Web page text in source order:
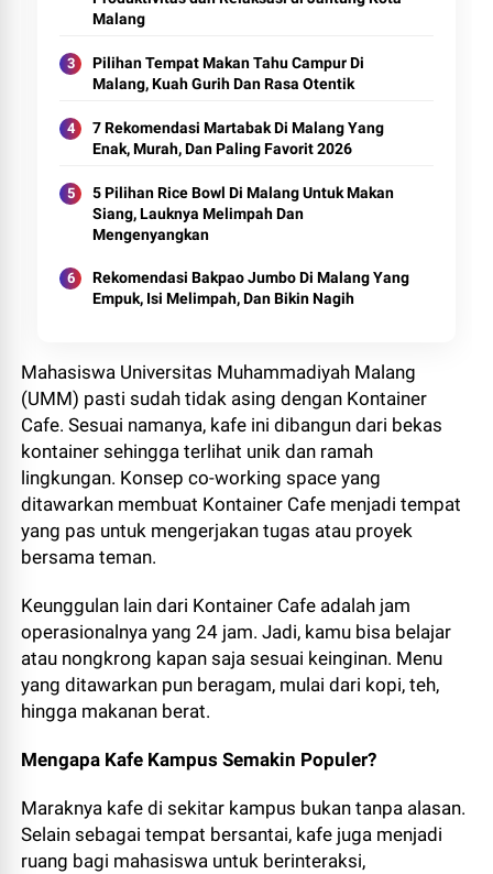
Malang
Pilihan Tempat Makan Tahu Campur Di
Malang, Kuah Gurih Dan Rasa Otentik
7 Rekomendasi Martabak Di Malang Yang
Enak, Murah, Dan Paling Favorit 2026
5 Pilihan Rice Bowl Di Malang Untuk Makan
Siang, Lauknya Melimpah Dan
Mengenyangkan
Rekomendasi Bakpao Jumbo Di Malang Yang
Empuk, Isi Melimpah, Dan Bikin Nagih
Mahasiswa Universitas Muhammadiyah Malang
(UMM) pasti sudah tidak asing dengan Kontainer
Cafe. Sesuai namanya, kafe ini dibangun dari bekas
kontainer sehingga terlihat unik dan ramah
lingkungan. Konsep co-working space yang
ditawarkan membuat Kontainer Cafe menjadi tempat
yang pas untuk mengerjakan tugas atau proyek
bersama teman.
Keunggulan lain dari Kontainer Cafe adalah jam
operasionalnya yang 24 jam. Jadi, kamu bisa belajar
atau nongkrong kapan saja sesuai keinginan. Menu
yang ditawarkan pun beragam, mulai dari kopi, teh,
hingga makanan berat.
Mengapa Kafe Kampus Semakin Populer?
Maraknya kafe di sekitar kampus bukan tanpa alasan.
Selain sebagai tempat bersantai, kafe juga menjadi
ruang bagi mahasiswa untuk berinteraksi,